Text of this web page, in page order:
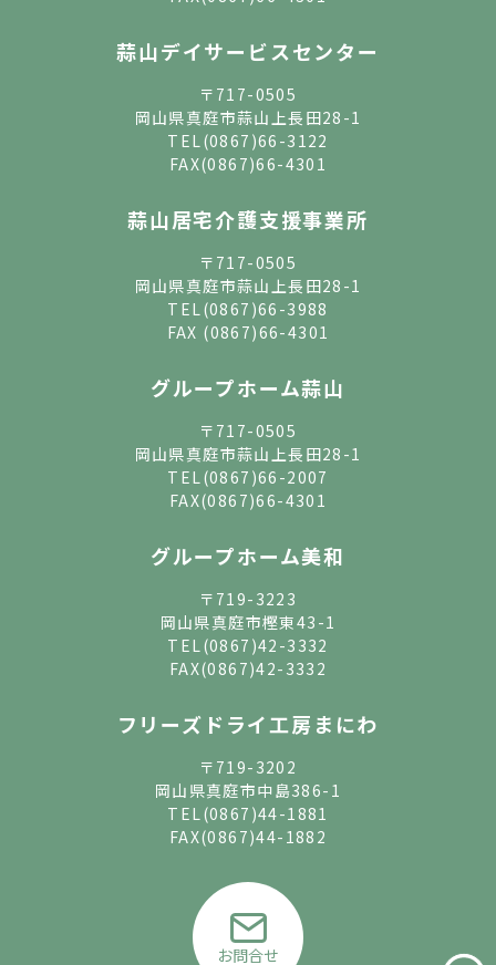
蒜山デイサービスセンター
〒717-0505
岡山県真庭市蒜山上長田28-1
TEL(0867)66-3122
FAX(0867)66-4301
蒜山居宅介護支援事業所
〒717-0505
岡山県真庭市蒜山上長田28-1
TEL(0867)66-3988
FAX (0867)66-4301
グループホーム蒜山
〒717-0505
岡山県真庭市蒜山上長田28-1
TEL(0867)66-2007
FAX(0867)66-4301
グループホーム美和
〒719-3223
岡山県真庭市樫東43-1
TEL(0867)42-3332
FAX(0867)42-3332
フリーズドライ工房まにわ
〒719-3202
岡山県真庭市中島386-1
TEL(0867)44-1881
FAX(0867)44-1882
お問合せ